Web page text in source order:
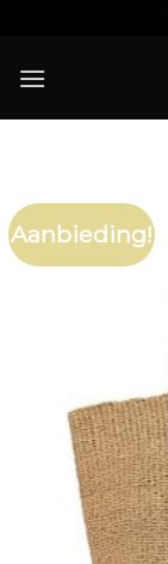
inhoud
Aanbieding!